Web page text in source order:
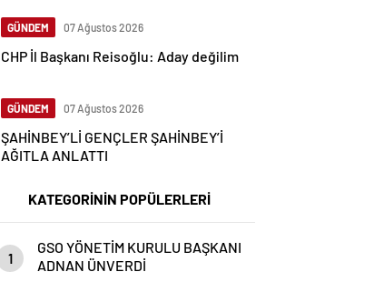
GÜNDEM 07 Ağustos 2026
CHP İl Başkanı Reisoğlu: Aday değilim
GÜNDEM 07 Ağustos 2026
ŞAHİNBEY’Lİ GENÇLER ŞAHİNBEY’İ
AĞITLA ANLATTI
KATEGORİNİN POPÜLERLERİ
1
GSO YÖNETİM KURULU BAŞKANI
ADNAN ÜNVERDİ